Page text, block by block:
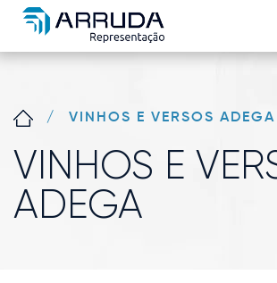
/ VINHOS E VERSOS ADEGA
VINHOS E
ADEGA